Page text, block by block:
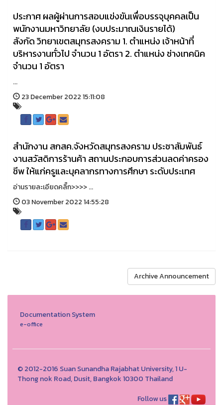
ประกาศ ผลผู้ผ่านการสอบแข่งขันเพื่อบรรจุบุคคลเป็น
พนักงานมหาวิทยาลัย (งบประมาณเงินรายได้)
สังกัด วิทยาเขตสมุทรสงคราม 1. ตำแหน่ง เจ้าหน้าที่
บริหารงานทั่วไป จำนวน 1 อัตรา 2. ตำแหน่ง ช่างเทคนิค
จำนวน 1 อัตรา
...
23 December 2022 15:11:08
สำนักงาน สกสค.จังหวัดสมุทรสงคราม ประชาสัมพันธ์
งานสวัสดิการร้านค้า สถานประกอบการส่วนลดค่าครอง
ชีพ ให้แก่ครูและบุคลากรทางการศึกษา ระดับประเทศ
อ่านรายละเอียดคลิ๊ก>>>> ...
03 November 2022 14:55:28
Archive Announcement
Documentation System
e-office
© 2012-2016 Suan Sunandha Rajabhat University, 1 U-
Thong nok Road, Dusit, Bangkok 10300 Thailand
Follow us